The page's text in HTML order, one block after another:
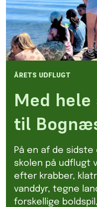
ÅRETS UDFLUGT
Med
til
På en af de
skolen på udflugt
efter krabber,
vanddyr, tegne
forskellige